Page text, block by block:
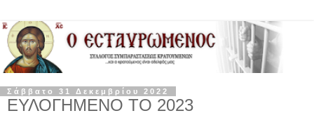
Σάββατο 31 Δεκεμβρίου 2022
ΕΥΛΟΓΗΜΕΝΟ ΤΟ 2023